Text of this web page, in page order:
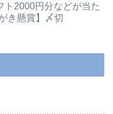
ト2000円分などが当た
き懸賞】〆切